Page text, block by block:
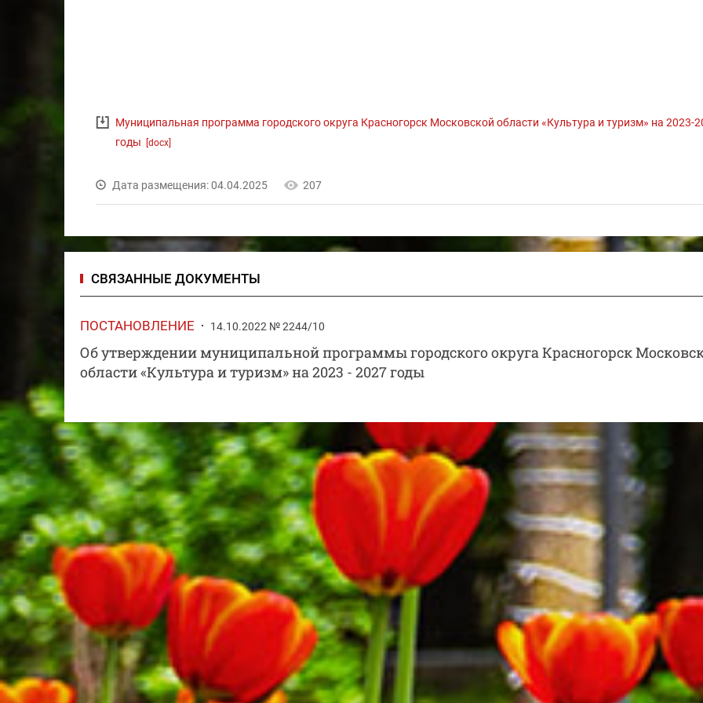
Муниципальная программа городского округа Красногорск Московской области «Культура и туризм» на 2023-
годы
[docx]
Дата размещения: 04.04.2025 207
СВЯЗАННЫЕ ДОКУМЕНТЫ
ПОСТАНОВЛЕНИЕ 14.10.2022 № 2244/10
Об утверждении муниципальной программы городского округа Красногорск
области «Культура и туризм» на 2023 - 2027 годы